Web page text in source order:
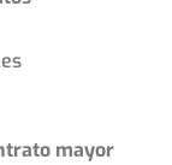
mayor